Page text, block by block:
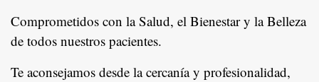
Comprometidos con la Salud, el Bienestar y la Belleza
de todos nuestros pacientes.
Te aconsejamos desde la cercanía y profesionalidad,